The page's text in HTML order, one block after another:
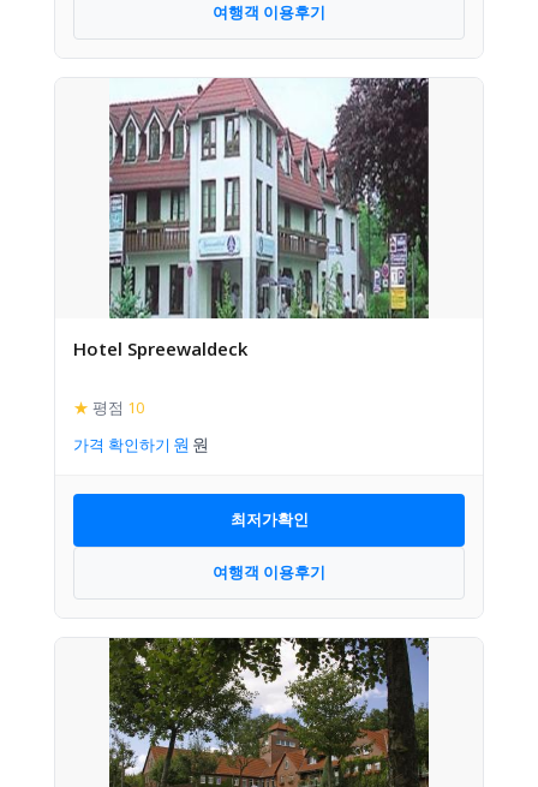
여행객 이용후기
Hotel Spreewaldeck
★ 평점 10
가격 확인하기
최저가확인
여행객 이용후기